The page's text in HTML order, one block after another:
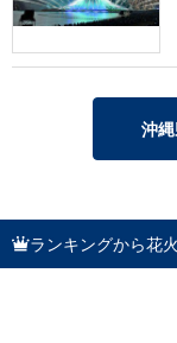
沖
ランキングから花